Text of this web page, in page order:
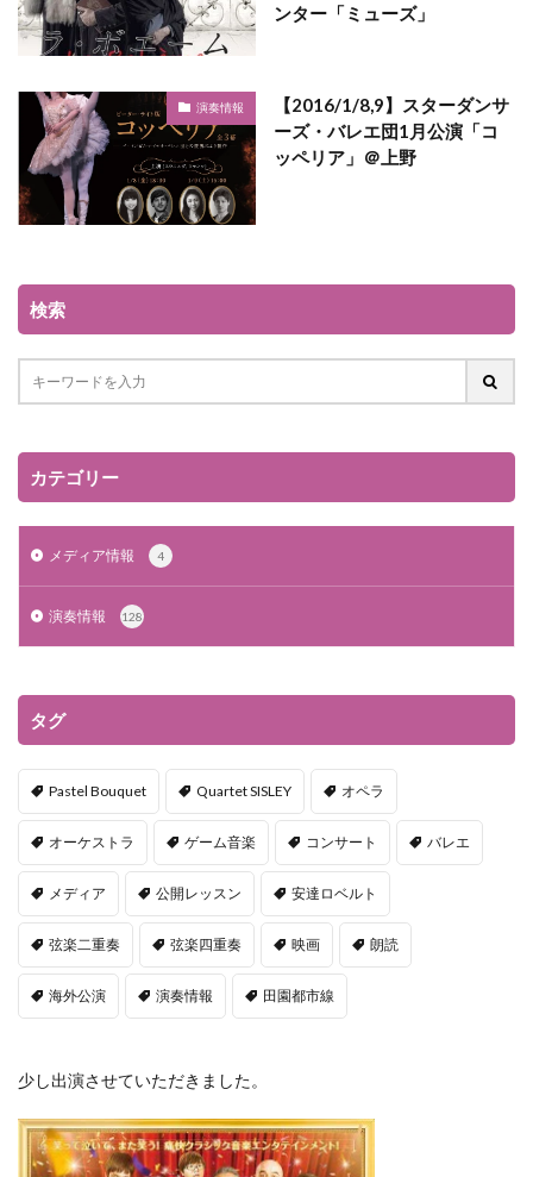
ンター「ミューズ」
演奏情報
【2016/1/8,9】スターダンサ
ーズ・バレエ団1月公演「コ
ッペリア」＠上野
検索
カテゴリー
メディア情報 4
演奏情報 128
タグ
Pastel Bouquet Quartet SISLEY オペラ
オーケストラ ゲーム音楽 コンサート バレエ
メディア 公開レッスン 安達ロベルト
弦楽二重奏 弦楽四重奏 映画 朗読
海外公演 演奏情報 田園都市線
少し出演させていただきました。